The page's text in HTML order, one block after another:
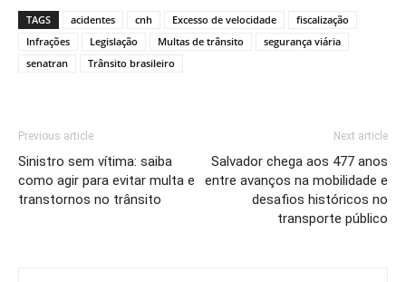
TAGS acidentes cnh Excesso de velocidade
fiscalização
Infrações
Legislação Multas de trânsito
segurança viária
senatran
Trânsito brasileiro
Previous article
Sinistro sem vítima: saiba
como agir para evitar multa e
transtornos no trânsito
Next article
Salvador chega aos 477 anos
entre avanços na mobilidade e
desafios históricos no
transporte público